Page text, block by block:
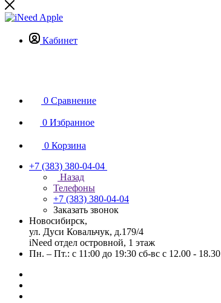
Кабинет
0 Сравнение
0 Избранное
0 Корзина
+7 (383) 380-04-04
Назад
Телефоны
+7 (383) 380-04-04
Заказать звонок
Новосибирск,
ул. Дуси Ковальчук, д.179/4
iNeed отдел островной, 1 этаж
Пн. – Пт.: с 11:00 до 19:30 сб-вс с 12.00 - 18.30